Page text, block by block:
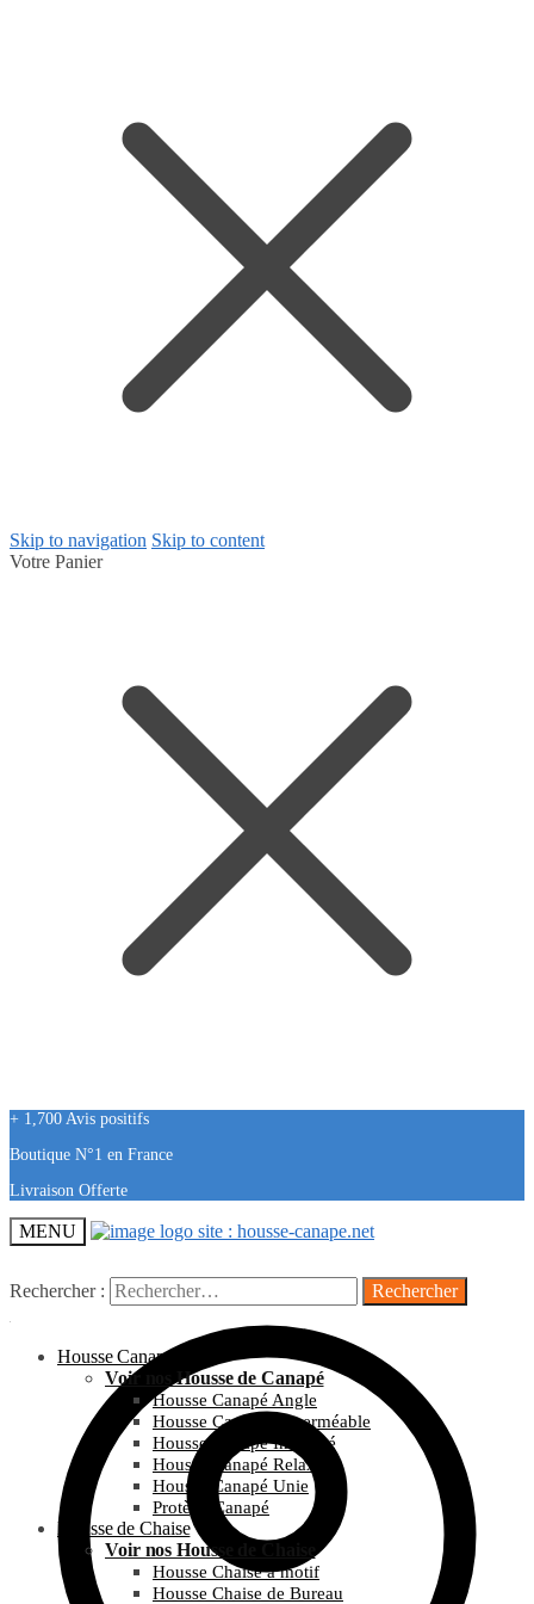
Skip to navigation Skip to content
Votre Panier
+ 1,700 Avis positifs
Boutique N°1 en France
Livraison Offerte
MENU
Rechercher :
Housse Canapé
Voir nos Housse de Canapé
Housse Canapé Angle
Housse Canapé Imperméable
Housse Canapé Imprimé
Housse Canapé Relax
Housse Canapé Unie
Protège Canapé
Housse de Chaise
Voir nos Housse de Chaise
Housse Chaise à motif
Housse Chaise de Bureau